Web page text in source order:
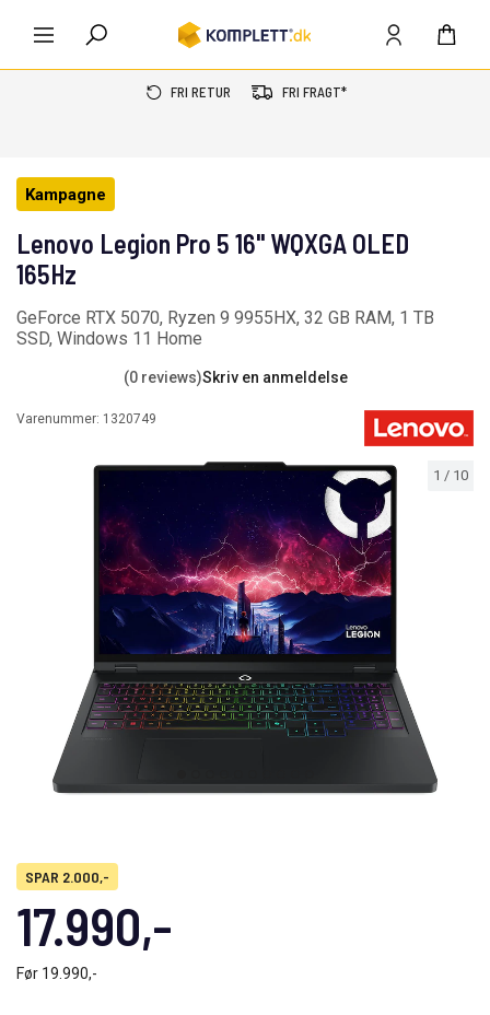
FRI RETUR FRI FRAGT*
1 / 10
Kampagne
Lenovo Legion Pro 5 16" WQXGA OLED
165Hz
GeForce RTX 5070, Ryzen 9 9955HX, 32 GB RAM, 1 TB
SSD, Windows 11 Home
(0 reviews)Skriv en anmeldelse
Varenummer: 1320749
SPAR 2.000,-
17.990,-
Før 19.990,-